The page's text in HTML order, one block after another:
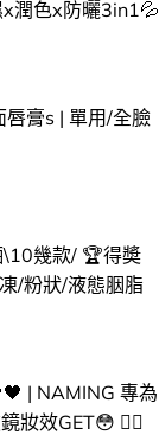
x潤色x防曬3in1💦
膏s | 單用/全臉
\10幾款/ 🏆得奬
/粉狀/液態胭脂
| NAMING 專為
妝效GET😳 ​✌🏻​